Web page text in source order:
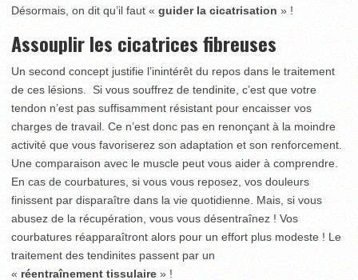
Désormais, on dit qu’il faut « guider la cicatrisation » !
Assouplir les cicatrices fibreuses
Un second concept justifie l’inintérêt du repos dans le traitement
de ces lésions. Si vous souffrez de tendinite, c’est que votre
tendon n’est pas suffisamment résistant pour encaisser vos
charges de travail. Ce n’est donc pas en renonçant à la moindre
activité que vous favoriserez son adaptation et son renforcement.
Une comparaison avec le muscle peut vous aider à comprendre.
En cas de courbatures, si vous vous reposez, vos douleurs
finissent par disparaître dans la vie quotidienne. Mais, si vous
abusez de la récupération, vous vous désentraînez ! Vos
courbatures réapparaîtront alors pour un effort plus modeste ! Le
traitement des tendinites passent par un
« réentraînement tissulaire » !